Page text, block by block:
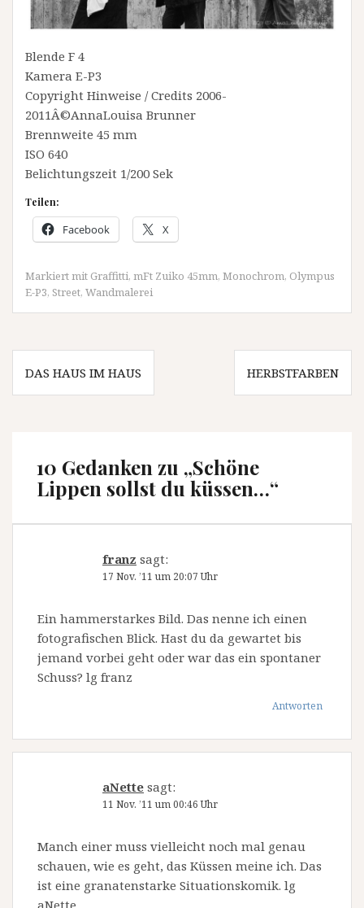
Blende F 4
Kamera E-P3
Copyright Hinweise / Credits 2006-
2011Â©AnnaLouisa Brunner
Brennweite 45 mm
ISO 640
Belichtungszeit 1/200 Sek
Teilen:
Facebook X
Markiert mit Graffitti, mFt Zuiko 45mm, Monochrom, Olympus
E-P3, Street, Wandmalerei
Beitragsnavigation
DAS HAUS IM HAUS HERBSTFARBEN
10 Gedanken zu „Schöne
Lippen sollst du küssen…“
franz sagt:
17 Nov. ’11 um 20:07 Uhr
Ein hammerstarkes Bild. Das nenne ich einen
fotografischen Blick. Hast du da gewartet bis
jemand vorbei geht oder war das ein spontaner
Schuss? lg franz
Antworten
aNette sagt:
11 Nov. ’11 um 00:46 Uhr
Manch einer muss vielleicht noch mal genau
schauen, wie es geht, das Küssen meine ich. Das
ist eine granatenstarke Situationskomik. lg
aNette